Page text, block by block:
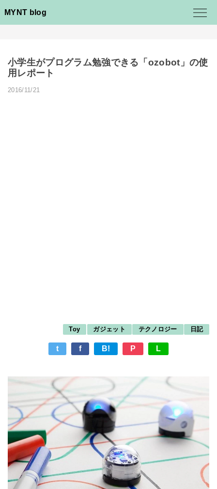
MYNT blog
小学生がプログラム勉強できる「ozobot」の使
用レポート
2016/11/21
Toy ガジェット テクノロジー 日記
t f B! P L